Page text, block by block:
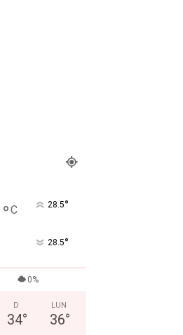
°C 28.5°
28.5°
0%
D
34°
LUN
36°